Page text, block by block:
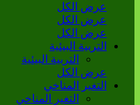
عرض الكل
عرض الكل
عرض الكل
التربية البيئية
التربية البيئية
عرض الكل
التغير المناخي
التغير المناخي